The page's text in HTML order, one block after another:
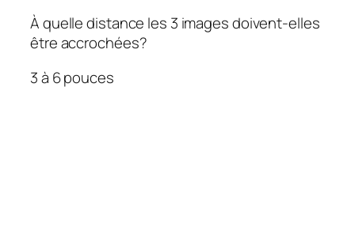
À quelle distance les 3 images doivent-elles
être accrochées?
3 à 6 pouces